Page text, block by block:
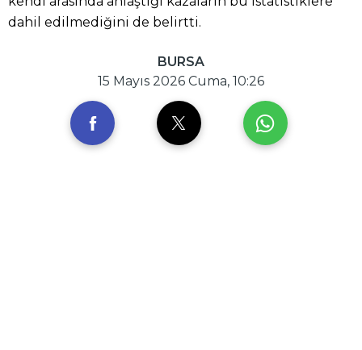
dahil edilmediğini de belirtti.
BURSA
15 Mayıs 2026 Cuma, 10:26